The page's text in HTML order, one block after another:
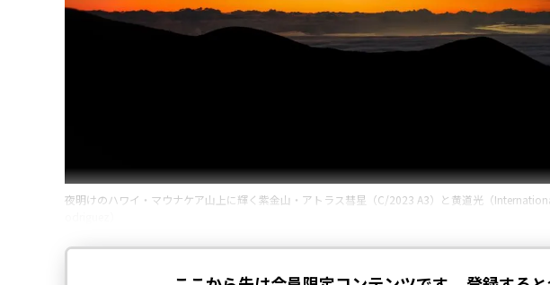
夜明けのハワイ・マウナケア山上に輝く紫金山・アトラス彗星（C/2023 A3）と黄道光（